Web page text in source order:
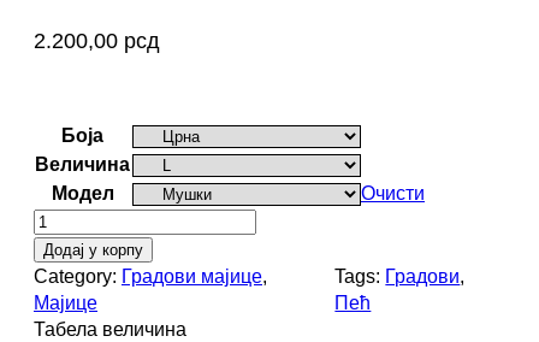
2.200,00 рсд
Боја
Величина
Модел
Очисти
П
е
ћ
м
а
Додај у корпу
Category: Градови мајице
Мајице
Tags: Градови
Пећ
Табела величина